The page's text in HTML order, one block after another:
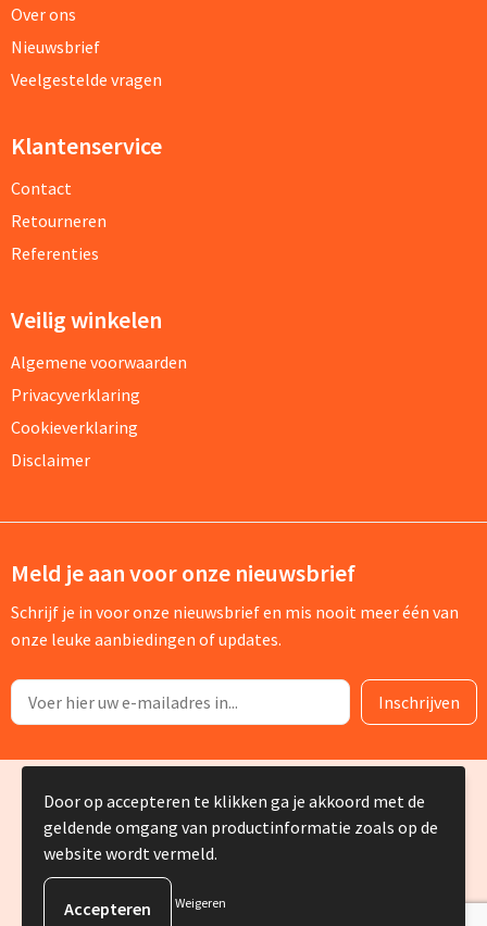
Over ons
Nieuwsbrief
Veelgestelde vragen
Klantenservice
Contact
Retourneren
Referenties
Veilig winkelen
Algemene voorwaarden
Privacyverklaring
Cookieverklaring
Disclaimer
Meld je aan voor onze nieuwsbrief
Schrijf je in voor onze nieuwsbrief en mis nooit meer één van
onze leuke aanbiedingen of updates.
© Copyright Silvia Bruin reclame-advies 2025
Door op accepteren te klikken ga je akkoord met de
geldende omgang van productinformatie zoals op de
website wordt vermeld.
Weigeren